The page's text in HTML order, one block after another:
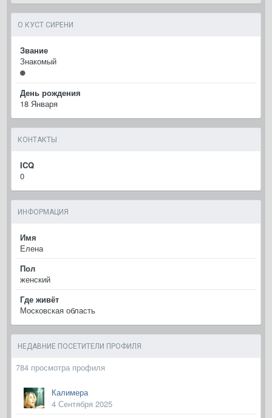
О КУСТ СИРЕНИ
Звание
Знакомый
День рождения
18 Января
КОНТАКТЫ
ICQ
0
ИНФОРМАЦИЯ
Имя
Елена
Пол
женский
Где живёт
Московская область
НЕДАВНИЕ ПОСЕТИТЕЛИ ПРОФИЛЯ
784 просмотра профиля
Калимера
4 Сентября 2025